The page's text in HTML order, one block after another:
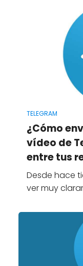
TELEGRAM
¿Cómo
vídeo de
entre tus
Desde hace
ver muy